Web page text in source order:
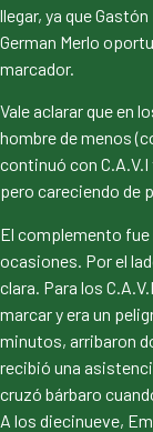
llegar, ya que
German Merlo
marcador.
Vale aclarar que en
hombre de menos
continuó con
pero careciendo de
El complemento
ocasiones. Por el
clara. Para los
marcar y era un
minutos, arribaron
recibió una
cruzó bárbaro
A los diecinueve,